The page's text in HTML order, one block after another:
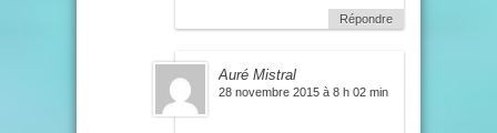
Répondre
Auré Mistral
28 novembre 2015 à 8 h 02 min